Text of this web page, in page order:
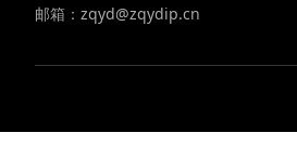
邮箱：zqyd@zqydip.cn